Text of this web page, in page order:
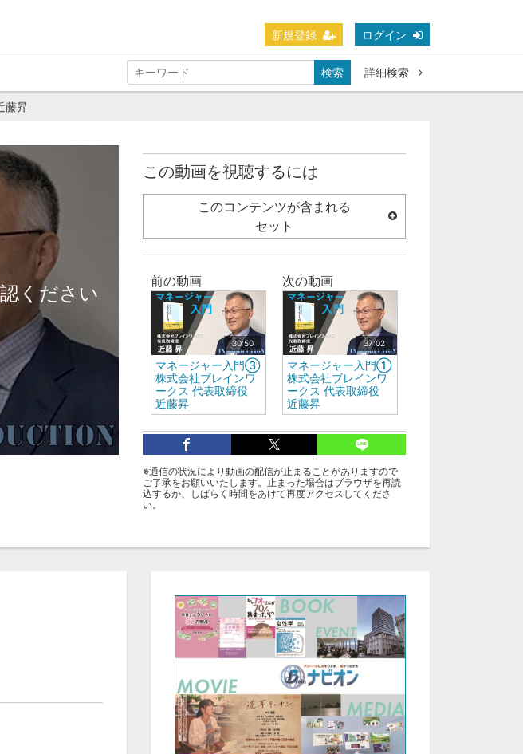
新規登録 ログイン
検索 詳細検索
藤昇
ください
この動画を視聴するには
このコンテンツが含まれる
セット
前の動画
30:50
マネージャー入門③
株式会社ブレインワ
ークス 代表取締役
近藤昇
次の動画
37:02
マネージャー入門①
株式会社ブレインワ
ークス 代表取締役
近藤昇
Bアカデミー：近藤昇：マネージャー入門 Ｂアカデミー
※通信の状況により動画の配信が止まることがありますので
ご了承をお願いいたします。止まった場合はブラウザを再読
込するか、しばらく時間をあけて再度アクセスしてくださ
い。